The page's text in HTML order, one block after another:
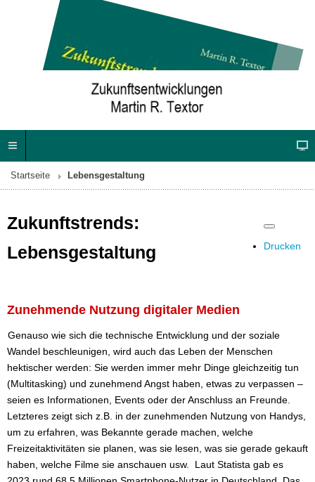
Startseite Lebensgestaltung
Drucken
Zukunftstrends:
Lebensgestaltung
Zunehmende Nutzung digitaler Medien
Genauso wie sich die technische Entwicklung und der soziale
Wandel beschleunigen, wird auch das Leben der Menschen
hektischer werden: Sie werden immer mehr Dinge gleichzeitig tun
(Multitasking) und zunehmend Angst haben, etwas zu verpassen –
seien es Informationen, Events oder der Anschluss an Freunde.
Letzteres zeigt sich z.B. in der zunehmenden Nutzung von Handys,
um zu erfahren, was Bekannte gerade machen, welche
Freizeitaktivitäten sie planen, was sie lesen, was sie gerade gekauft
haben, welche Filme sie anschauen usw. Laut Statista gab es